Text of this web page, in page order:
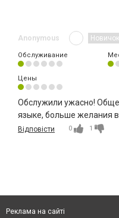
Anonymous Новичок
Обслуживание
Цены
Обслужили ужасно!
языке, больше желания
Відповісти 0 1
Реклама на сайті